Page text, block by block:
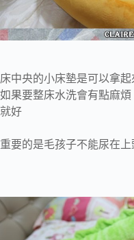
床中央的小床墊是可以拿
如果要整床水洗會有點麻
就好
重要的是毛孩子不能尿在